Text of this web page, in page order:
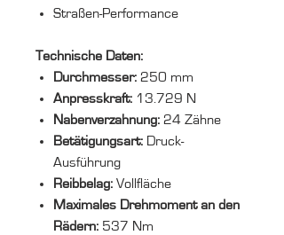
Straßen-Performance
Technische Daten:
Durchmesser: 250 mm
Anpresskraft: 13.729 N
Nabenverzahnung: 24 Zähne
Betätigungsart: Druck-
Ausführung
Reibbelag: Vollfläche
Maximales Drehmoment an den
Rädern: 537 Nm